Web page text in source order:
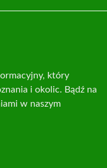
który
i okolic. Bądź na
w naszym